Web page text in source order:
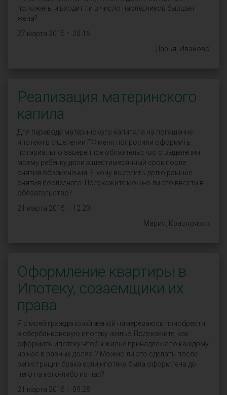
положены и входит ли в число наследников бывшая
жена?
27 марта 2015 г. 20:16
Дарья, Иваново
Реализация материнского
капила
Для перевода материнского капитала на погашение
ипотеки в отделении ПФ меня попросили оформить
нотариально заверенное обязательство о выделении
моему ребёнку доли в шестимесячный срок после
снятия обременения. Я хочу выделить долю раньше
снятия последнего. Подскажите можно ли это ввести в
обязательство?
21 марта 2015 г. 12:20
Мария, Красноярск
Оформление квартиры в
Ипотеку, созаемщики их
права
Я с моей гражданской женой намереваюсь приобрести
в сбербанковскую ипотеку жильё. Подскажите, как
оформить ипотеку чтобы жильё принадлежало каждому
из нас в равных долях. ? Можно ли это сделать после
регистрации брака если ипотека была оформлена до
него на кого-либо из нас?
21 марта 2015 г. 09:28